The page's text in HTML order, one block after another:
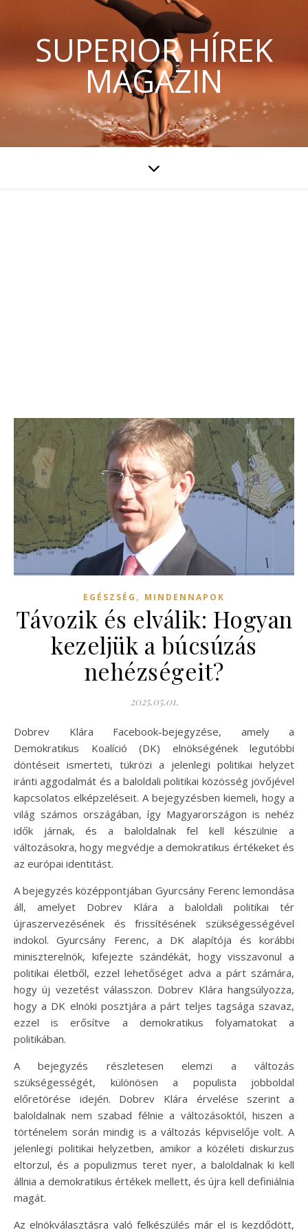
SUPERIOR HÍREK
MAGAZIN
EGÉSZSÉG , MINDENNAPOK
Távozik és elválik: Hogyan
kezeljük a búcsúzás
nehézségeit?
2025.05.01.
Dobrev Klára Facebook-bejegyzése, amely a
Demokratikus Koalíció (DK) elnökségének legutóbbi
döntéseit ismerteti, tükrözi a jelenlegi politikai helyzet
iránti aggodalmát és a baloldali politikai közösség jövőjével
kapcsolatos elképzeléseit. A bejegyzésben kiemeli, hogy a
világ számos országában, így Magyarországon is nehéz
idők járnak, és a baloldalnak fel kell készülnie a
változásokra, hogy megvédje a demokratikus értékeket és
az európai identitást.
A bejegyzés középpontjában Gyurcsány Ferenc lemondása
áll, amelyet Dobrev Klára a baloldali politikai tér
újraszervezésének és frissítésének szükségességével
indokol. Gyurcsány Ferenc, a DK alapítója és korábbi
miniszterelnök, kifejezte szándékát, hogy visszavonul a
politikai életből, ezzel lehetőséget adva a párt számára,
hogy új vezetést válasszon. Dobrev Klára hangsúlyozza,
hogy a DK elnöki posztjára a párt teljes tagsága szavaz,
ezzel is erősítve a demokratikus folyamatokat a
politikában.
A bejegyzés részletesen elemzi a változás
szükségességét, különösen a populista jobboldal
előretörése idején. Dobrev Klára érvelése szerint a
baloldalnak nem szabad félnie a változásoktól, hiszen a
történelem során mindig is a változás képviselője volt. A
jelenlegi politikai helyzetben, amikor a közéleti diskurzus
eltorzul, és a populizmus teret nyer, a baloldalnak ki kell
állnia a demokratikus értékek mellett, és újra kell definiálnia
magát.
Az elnökválasztásra való felkészülés már el is kezdődött,